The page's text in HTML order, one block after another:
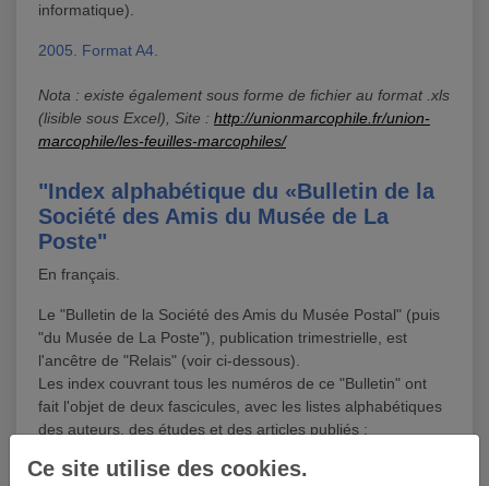
informatique).
2005. Format A4.
Nota : existe également sous forme de fichier au format .xls
(lisible sous Excel), Site : http://unionmarcophile.fr/union-
marcophile/les-feuilles-marcophiles/
"Index alphabétique du «Bulletin de la
Société des Amis du Musée de La
Poste"
En français.
Le "Bulletin de la Société des Amis du Musée Postal" (puis
"du Musée de La Poste"), publication trimestrielle, est
l'ancêtre de "Relais" (voir ci-dessous).
Les index couvrant tous les numéros de ce "Bulletin" ont
fait l'objet de deux fascicules, avec les listes alphabétiques
des auteurs, des études et des articles publiés :
n°50bis (index des n°1 à 50 - 1963 à 1976
Ce site utilise des cookies.